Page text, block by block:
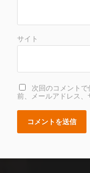
サイト
次回のコメント
前、メールアドレス、